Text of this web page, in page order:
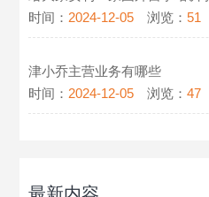
时间： 2024-12-05 浏览：51
津小乔主营业务有哪些
时间： 2024-12-05 浏览：47